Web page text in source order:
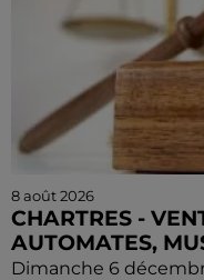
8 août 2026
CHARTRES -
AUTOMATES,
Dimanche 6